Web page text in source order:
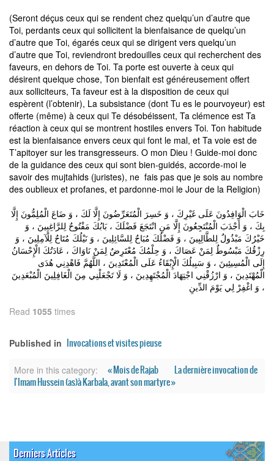
(Seront déçus ceux qui se rendent chez quelqu’un d’autre que
Toi, perdants ceux qui sollicitent la bienfaisance de quelqu’un
d’autre que Toi, égarés ceux qui se dirigent vers quelqu’un
d’autre que Toi, reviendront bredouilles ceux qui recherchent des
faveurs, en dehors de Toi. Ta porte est ouverte à ceux qui
désirent quelque chose, Ton bienfait est généreusement offert
aux solliciteurs, Ta faveur est à la disposition de ceux qui
espèrent (l’obtenir), La subsistance (dont Tu es le pourvoyeur) est
offerte (même) à ceux qui Te désobéissent, Ta clémence est Ta
réaction à ceux qui se montrent hostiles envers Toi. Ton habitude
est la bienfaisance envers ceux qui font le mal, et Ta voie est de
T’apitoyer sur les transgresseurs. O mon Dieu ! Guide-moi donc
de la guidance des ceux qui sont bien-guidés, accorde-moi le
savoir des mujtahids (juristes), ne fais pas que je sois au nombre
des oublieux et profanes, et pardonne-moi le Jour de la Religion)
خَابَ الْوَافِدُونَ عَلَى غَيْرِكَ ، وَ خَسِرَ الْمُتَعَرِّضُونَ إِلَّا لَكَ ، وَ ضَاعَ الْمُلِمُّونَ إِلَّا
بِكَ ، وَ أَجْدَبَ الْمُنْتَجِعُونَ إِلَّا مَنِ انْتَجَعَ فَضْلَكَ ، بَابُكَ مَفْتُوحٌ لِلرَّاغِبِينَ ، وَ
خَيْرُكَ مَبْذُولٌ لِلطَّالِبِينَ ، وَ فَضْلُكَ مُبَاحٌ لِلسَّائِلِينَ ، وَ نَيْلُكَ مُتَاحٌ لِلْآمِلِينَ ، وَ
رِزْقُكَ مَبْسُوطٌ لِمَنْ عَصَاكَ ، وَ حِلْمُكَ مُعْتَرِضٌ لِمَنْ نَاوَاكَ ، عَادَتُكَ الْإِحْسَانُ
إِلَى الْمُسِيئِينَ ، وَ سَبِيلُكَ الْإِبْقَاءُ عَلَى الْمُعْتَدِينَ ، اللَّهُمَّ فَاهْدِنِي هُدَى
الْمُهْتَدِينَ ، وَ ارْزُقْنِي اجْتِهَادَ الْمُجْتَهِدِينَ ، وَ لَا تَجْعَلْنِي مِنَ الْغَافِلِينَ الْمُبْعَدِينَ
، وَ اغْفِرْ لِي يَوْمَ الدِّينِ
Read 1055 times
Published in Invocations et visites pieuse
More in this category: « Mois de Rajab
La dernière invocation de
l'Imam Hussein (as)à Karbala, avant son martyre »
Derniers Articles